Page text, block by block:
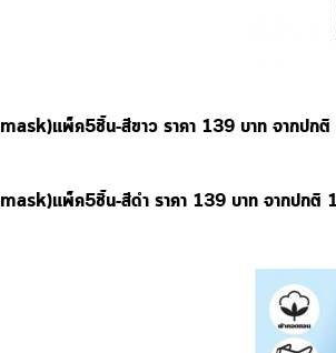
แพ็ค5ชิ้น-สีขาว ราคา 139 บาท จากปก
แพ็ค5ชิ้น-สีดำ ราคา 139 บาท จากปกติ